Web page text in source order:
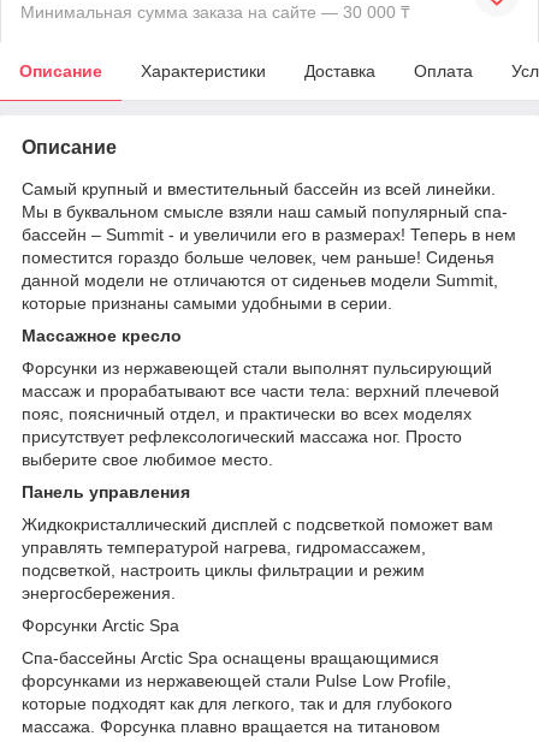
Минимальная сумма заказа на сайте — 30 000 ₸
Описание Характеристики Доставка Оплата
Описание
Самый крупный и вместительный бассейн из всей линейки.
Мы в буквальном смысле взяли наш самый популярный спа-
бассейн – Summit - и увеличили его в размерах! Теперь в нем
поместится гораздо больше человек, чем раньше! Сиденья
данной модели не отличаются от сиденьев модели Summit,
которые признаны самыми удобными в серии.
Массажное кресло
Форсунки из нержавеющей стали выполнят пульсирующий
массаж и прорабатывают все части тела: верхний плечевой
пояс, поясничный отдел, и практически во всех моделях
присутствует рефлексологический массажа ног. Просто
выберите свое любимое место.
Панель управления
Жидкокристаллический дисплей с подсветкой поможет вам
управлять температурой нагрева, гидромассажем,
подсветкой, настроить циклы фильтрации и режим
энергосбережения.
Форсунки Arctic Spa
Спа-бассейны Arctic Spa оснащены вращающимися
форсунками из нержавеющей стали Pulse Low Profile,
которые подходят как для легкого, так и для глубокого
массажа. Форсунка плавно вращается на титановом